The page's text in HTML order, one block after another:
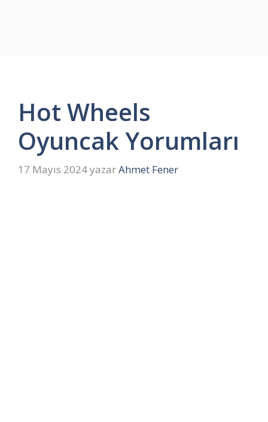
Hot Wheels
Oyuncak Yorumları
17 Mayıs 2024yazarAhmet Fener